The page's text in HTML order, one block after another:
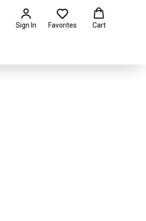
Sign In Favorites Cart